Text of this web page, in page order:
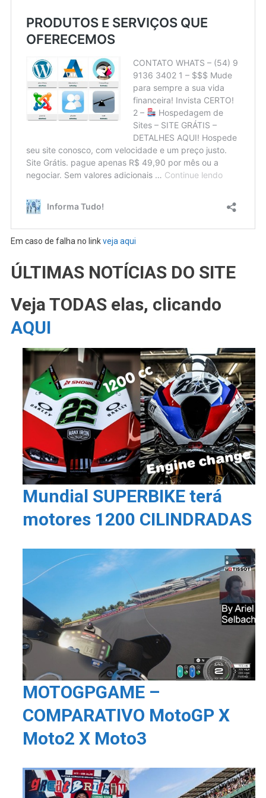
Em caso de falha no linkveja aqui
ÚLTIMAS NOTÍCIAS DO SITE
Veja TODAS elas, clicando
AQUI
Mundial SUPERBIKE terá
motores 1200 CILINDRADAS
MOTOGPGAME –
COMPARATIVO MotoGP X
Moto2 X Moto3